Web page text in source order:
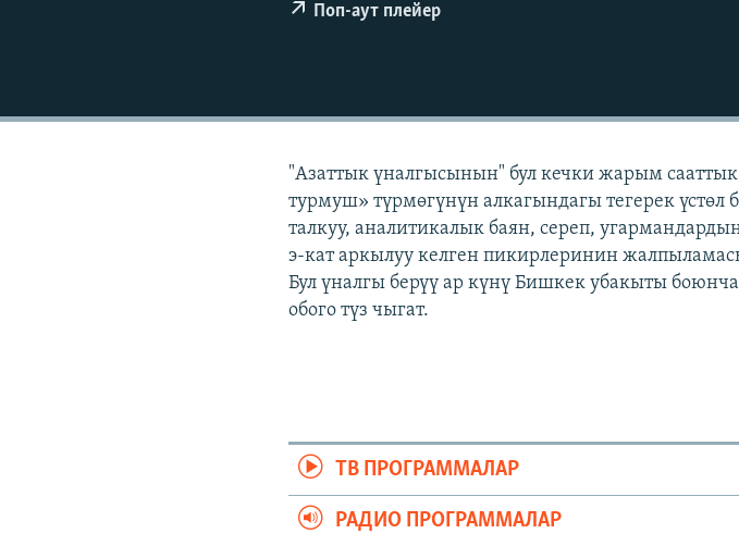
Поп-аут плейер
"Азаттык үналгысынын" бул кечки жарым
турмуш» түрмөгүнүн алкагындагы тегерек үстөл
талкуу, аналитикалык баян, сереп,
э-кат аркылуу келген пикирлеринин
Бул үналгы берүү ар күнү Бишкек убакыты
обого түз чыгат.
ТВ ПРОГРАММАЛАР
РАДИО ПРОГРАММАЛАР